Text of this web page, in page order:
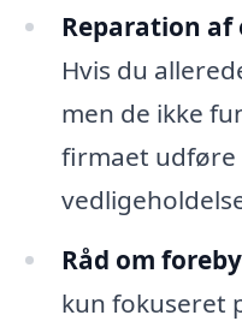
Reparation
Hvis du
men de ikke
firmaet
Råd om
kun fokuseret